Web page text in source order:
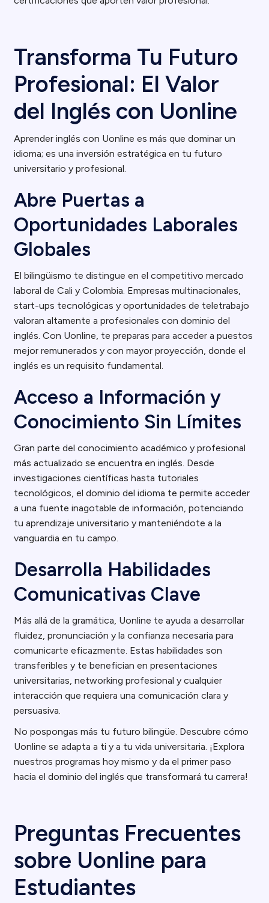
Transforma Tu Futuro
Profesional: El Valor
del Inglés con Uonline
Aprender inglés con Uonline es más que dominar un
idioma; es una inversión estratégica en tu futuro
universitario y profesional.
Abre Puertas a
Oportunidades Laborales
Globales
El bilingüismo te distingue en el competitivo mercado
laboral de Cali y Colombia. Empresas multinacionales,
start-ups tecnológicas y oportunidades de teletrabajo
valoran altamente a profesionales con dominio del
inglés. Con Uonline, te preparas para acceder a puestos
mejor remunerados y con mayor proyección, donde el
inglés es un requisito fundamental.
Acceso a Información y
Conocimiento Sin Límites
Gran parte del conocimiento académico y profesional
más actualizado se encuentra en inglés. Desde
investigaciones científicas hasta tutoriales
tecnológicos, el dominio del idioma te permite acceder
a una fuente inagotable de información, potenciando
tu aprendizaje universitario y manteniéndote a la
vanguardia en tu campo.
Desarrolla Habilidades
Comunicativas Clave
Más allá de la gramática, Uonline te ayuda a desarrollar
fluidez, pronunciación y la confianza necesaria para
comunicarte eficazmente. Estas habilidades son
transferibles y te benefician en presentaciones
universitarias, networking profesional y cualquier
interacción que requiera una comunicación clara y
persuasiva.
No pospongas más tu futuro bilingüe. Descubre cómo
Uonline se adapta a ti y a tu vida universitaria. ¡Explora
nuestros programas hoy mismo y da el primer paso
hacia el dominio del inglés que transformará tu carrera!
Preguntas Frecuentes
sobre Uonline para
Estudiantes